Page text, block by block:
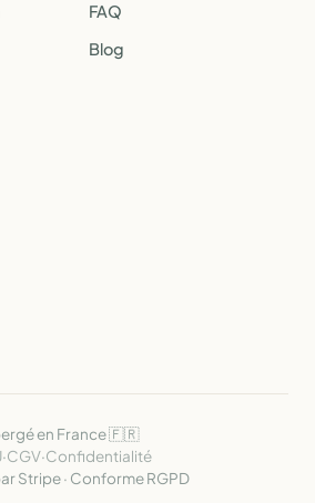
FAQ
Blog
en France 🇫🇷
·CGV·Confidentialité
Stripe · Conforme RGPD